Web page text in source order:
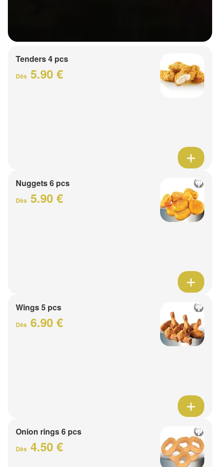
Tenders 4 pcs
Dès 5.90 €
Nuggets 6 pcs
Dès 5.90 €
Wings 5 pcs
Dès 6.90 €
Onion rings 6 pcs
Dès 4.50 €